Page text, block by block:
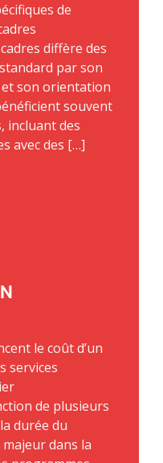
de
diffère des
par son
son orientation
souvent
incluant des
avec des […]
le coût d’un
services
de plusieurs
durée du
dans la